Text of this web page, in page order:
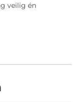
veilig én